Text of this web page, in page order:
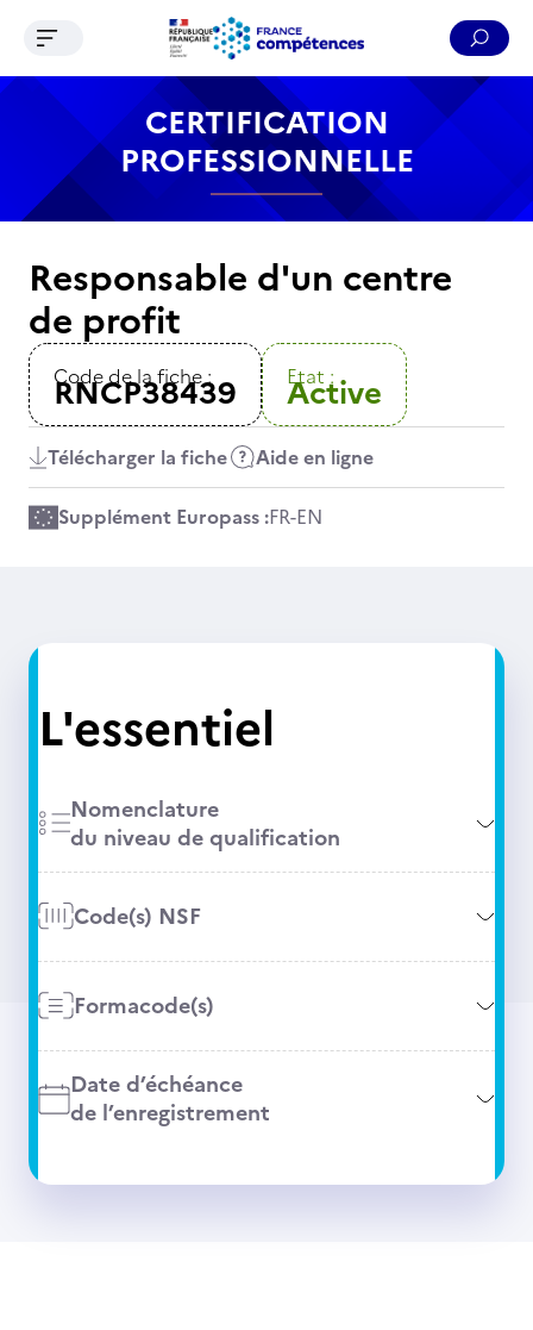
Contenu Recherche Menu Pied de page
Ouvrir le menu de navigation
CERTIFICATION
PROFESSIONNELLE
Responsable d'un centre
de profit
Code de la fiche :
RNCP38439 Etat :
Active
Télécharger la fiche Aide en ligne
Supplément Europass :FR-EN
L'essentiel
Nomenclature
du niveau de qualification
Code(s) NSF
Formacode(s)
Date d’échéance
de l’enregistrement